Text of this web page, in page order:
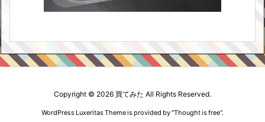
Copyright © 2026 買てみた All Rights Reserved.
WordPress Luxeritas Theme is provided by "Thought is free".